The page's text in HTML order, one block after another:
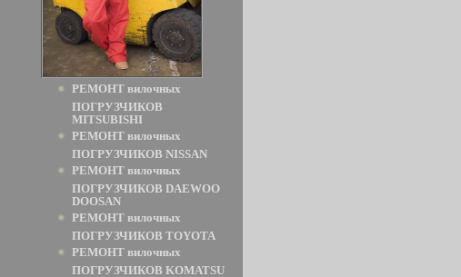
РЕМОНТ вилочных
ПОГРУЗЧИКОВ
MITSUBISHI
РЕМОНТ вилочных
ПОГРУЗЧИКОВ NISSAN
РЕМОНТ вилочных
ПОГРУЗЧИКОВ DAEWOO
DOOSAN
РЕМОНТ вилочных
ПОГРУЗЧИКОВ TOYOTA
РЕМОНТ вилочных
ПОГРУЗЧИКОВ KOMATSU